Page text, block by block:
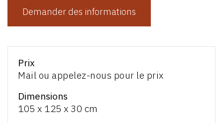
Demander des informations
Prix
Mail ou appelez-nous pour le prix
Dimensions
105 x 125 x 30 cm